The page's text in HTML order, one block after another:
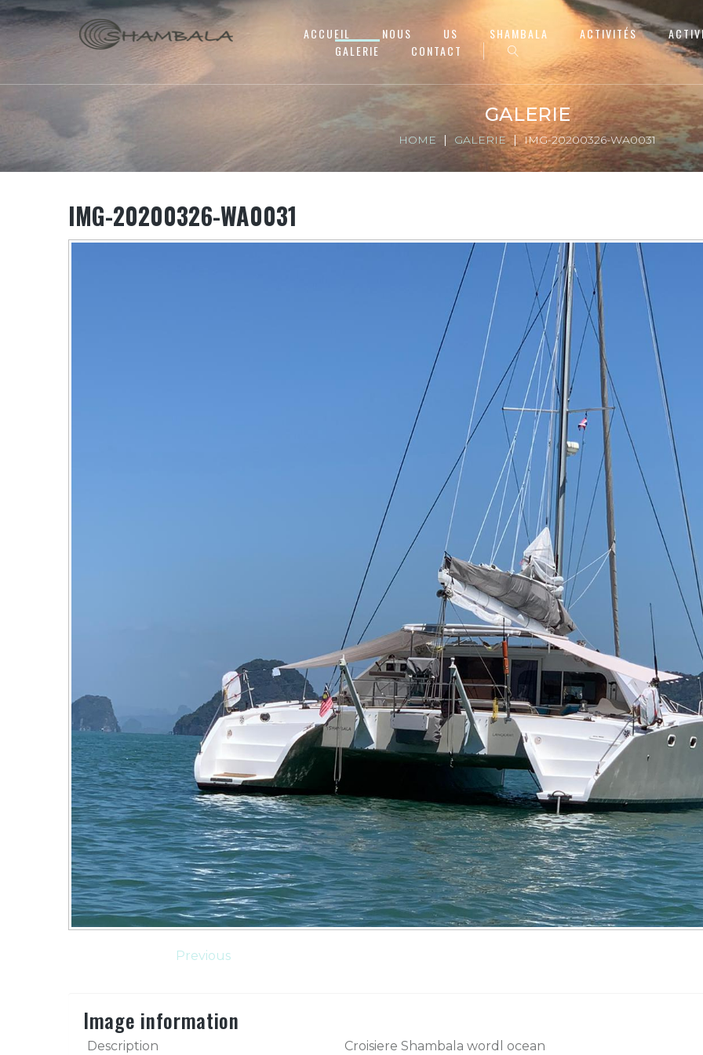
ACCUEIL NOUS US SHAMBALA ACTIVITÉS
GALERIE
CONTACT
GALERIE
HOME GALERIE IMG-20200326-WA0031
IMG-20200326-WA0031
Previous
Image information
Description Croisiere Shambala wordl ocean